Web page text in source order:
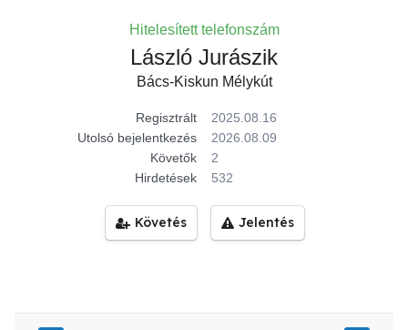
Hitelesített telefonszám
László Jurászik
Bács-Kiskun Mélykút
Regisztrált
2025.08.16
Utolsó bejelentkezés
2026.08.09
Követők
2
Hirdetések
532
Követés Jelentés